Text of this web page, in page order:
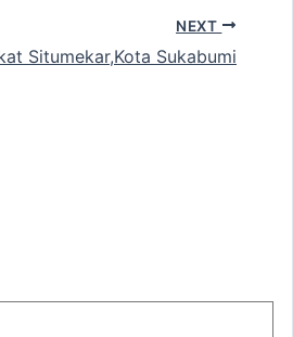
NEXT
Situmekar,Kota Sukabumi